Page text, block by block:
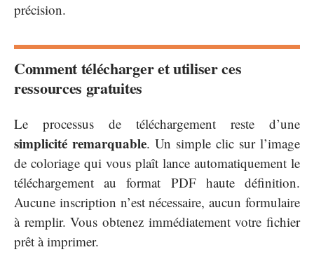
précision.
Comment télécharger et utiliser ces
ressources gratuites
Le processus de téléchargement reste d’une
simplicité remarquable. Un simple clic sur l’image
de coloriage qui vous plaît lance automatiquement le
téléchargement au format PDF haute définition.
Aucune inscription n’est nécessaire, aucun formulaire
à remplir. Vous obtenez immédiatement votre fichier
prêt à imprimer.